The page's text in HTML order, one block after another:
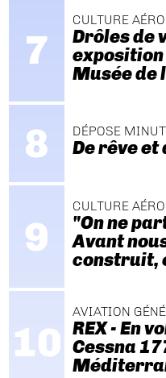
CULTURE AÉRO
Drôles de
Musée de
DÉPOSE
De rêve et
CULTURE AÉRO
"On ne
Avant
construit,
AVIATION
REX - En
Cessna